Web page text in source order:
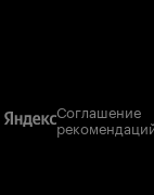
Соглашение